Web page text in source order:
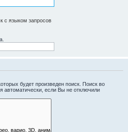
с языком запросов
будет произведен поиск. Поиск во
автоматически, если Вы не отключили